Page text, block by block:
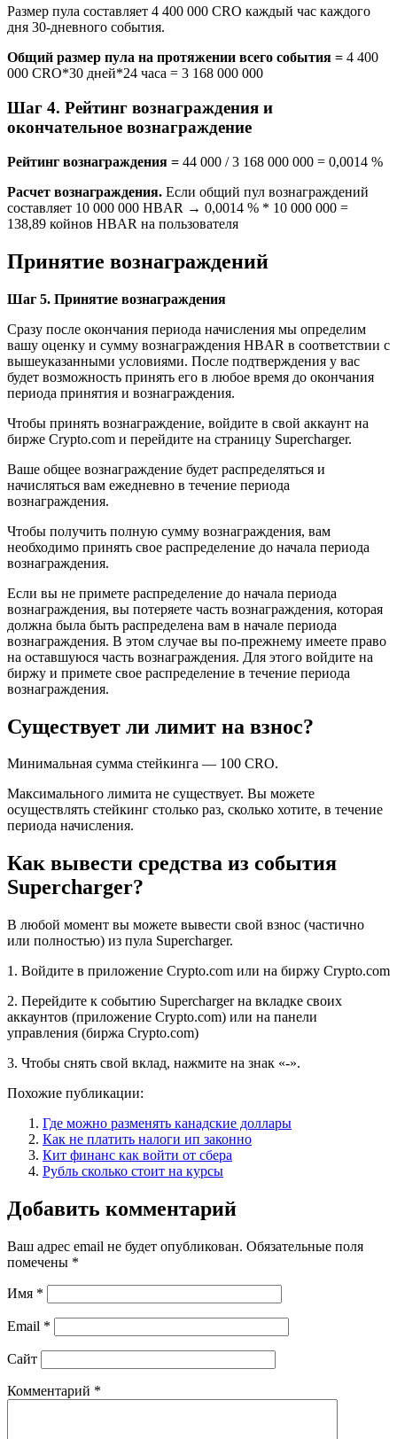
Размер пула составляет 4 400 000 CRO каждый час каждого
дня 30-дневного события.
Общий размер пула на протяжении всего события = 4 400
000 CRO*30 дней*24 часа = 3 168 000 000
Шаг 4. Рейтинг вознаграждения и
окончательное вознаграждение
Рейтинг вознаграждения = 44 000 / 3 168 000 000 = 0,0014 %
Расчет вознаграждения. Если общий пул вознаграждений
составляет 10 000 000 HBAR → 0,0014 % * 10 000 000 =
138,89 койнов HBAR на пользователя
Принятие вознаграждений
Шаг 5. Принятие вознаграждения
Сразу после окончания периода начисления мы определим
вашу оценку и сумму вознаграждения HBAR в соответствии с
вышеуказанными условиями. После подтверждения у вас
будет возможность принять его в любое время до окончания
периода принятия и вознаграждения.
Чтобы принять вознаграждение, войдите в свой аккаунт на
бирже Crypto.com и перейдите на страницу Supercharger.
Ваше общее вознаграждение будет распределяться и
начисляться вам ежедневно в течение периода
вознаграждения.
Чтобы получить полную сумму вознаграждения, вам
необходимо принять свое распределение до начала периода
вознаграждения.
Если вы не примете распределение до начала периода
вознаграждения, вы потеряете часть вознаграждения, которая
должна была быть распределена вам в начале периода
вознаграждения. В этом случае вы по-прежнему имеете право
на оставшуюся часть вознаграждения. Для этого войдите на
биржу и примете свое распределение в течение периода
вознаграждения.
Существует ли лимит на взнос?
Минимальная сумма стейкинга — 100 CRO.
Максимального лимита не существует. Вы можете
осуществлять стейкинг столько раз, сколько хотите, в течение
периода начисления.
Как вывести средства из события
Supercharger?
В любой момент вы можете вывести свой взнос (частично
или полностью) из пула Supercharger.
1. Войдите в приложение Crypto.com или на биржу Crypto.com
2. Перейдите к событию Supercharger на вкладке своих
аккаунтов (приложение Crypto.com) или на панели
управления (биржа Crypto.com)
3. Чтобы снять свой вклад, нажмите на знак «-».
Похожие публикации:
Где можно разменять канадские доллары
Как не платить налоги ип законно
Кит финанс как войти от сбера
Рубль сколько стоит на курсы
Добавить комментарий
Ваш адрес email не будет опубликован. Обязательные поля
помечены *
Имя *
Email *
Сайт
Комментарий *